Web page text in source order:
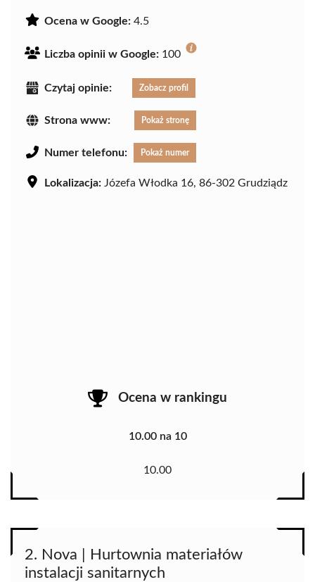
Ocena w Google: 4.5
Liczba opinii w Google: 100
Czytaj opinie: Zobacz profil
Strona www: Pokaż stronę
Numer telefonu: Pokaż numer
Lokalizacja: Józefa Włodka 16, 86-302 Grudziądz
Ocena w rankingu
10.00 na 10
10.00
2. Nova | Hurtownia materiałów
instalacji sanitarnych